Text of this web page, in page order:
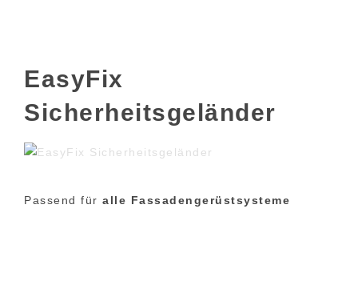
EasyFix
Sicherheitsgeländer
Passend für alle Fassadengerüstsysteme